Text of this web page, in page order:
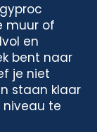
muur of
en
bent naar
je niet
staan klaar
niveau te